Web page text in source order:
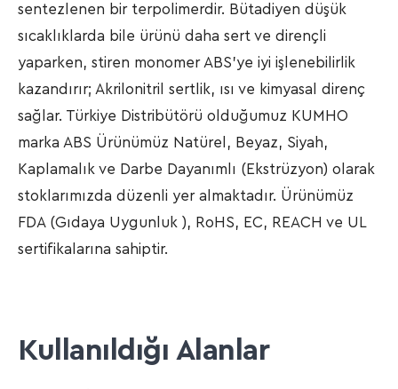
sentezlenen bir terpolimerdir. Bütadiyen düşük
sıcaklıklarda bile ürünü daha sert ve dirençli
yaparken, stiren monomer ABS’ye iyi işlenebilirlik
kazandırır; Akrilonitril sertlik, ısı ve kimyasal direnç
sağlar. Türkiye Distribütörü olduğumuz KUMHO
marka ABS Ürünümüz Natürel, Beyaz, Siyah,
Kaplamalık ve Darbe Dayanımlı (Ekstrüzyon) olarak
stoklarımızda düzenli yer almaktadır. Ürünümüz
FDA (Gıdaya Uygunluk ), RoHS, EC, REACH ve UL
sertifikalarına sahiptir.
Kullanıldığı Alanlar